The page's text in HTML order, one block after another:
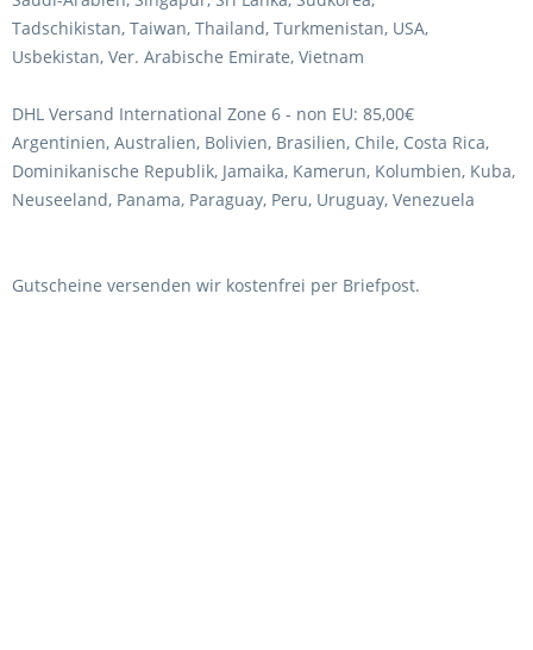
Tadschikistan, Taiwan, Thailand, Turkmenistan, USA,
Usbekistan, Ver. Arabische Emirate, Vietnam
DHL Versand International Zone 6 - non EU: 85,00€
Argentinien, Australien, Bolivien, Brasilien, Chile, Costa Rica,
Dominikanische Republik, Jamaika, Kamerun, Kolumbien, Kuba,
Neuseeland, Panama, Paraguay, Peru, Uruguay, Venezuela
Gutscheine versenden wir kostenfrei per Briefpost.